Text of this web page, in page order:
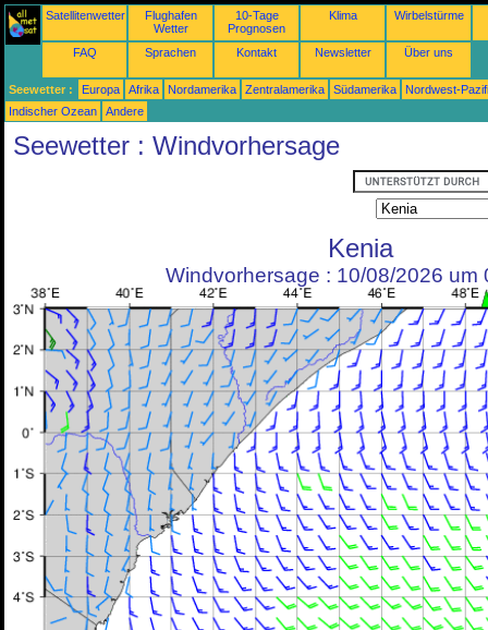
Satellitenwetter
Flughafen
Wetter
10-Tage
Prognosen
Klima Wirbelstürme
FAQ Sprachen Kontakt Newsletter Über uns
Seewetter : Europa Afrika Nordamerika Zentralamerika Südamerika
Nordwest-
Indischer Ozean
Andere
Seewetter : Windvorhersage
Kenia
Windvorhersage : 10/08/2026 um